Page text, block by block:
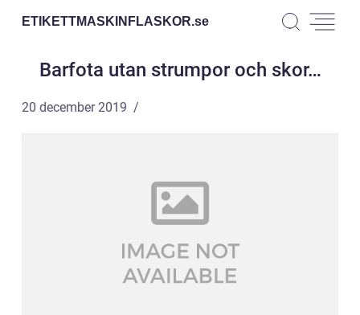
ETIKETTMASKINFLASKOR.se
Barfota utan strumpor och skor…
20 december 2019